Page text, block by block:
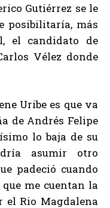
Gutiérrez se le
posibilitaría, más
el candidato de
Vélez donde
Uribe es que va
de Andrés Felipe
lo baja de su
asumir otro
padeció cuando
me cuentan la
el Rio Magdalena